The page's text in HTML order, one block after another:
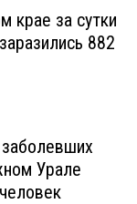
крае за сутки
882
Урале